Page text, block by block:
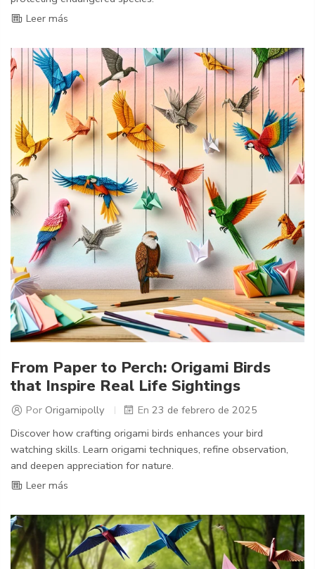
Leer más
From Paper to Perch: Origami Birds
that Inspire Real Life Sightings
Por Origamipolly En 23 de febrero de 2025
Discover how crafting origami birds enhances your bird
watching skills. Learn origami techniques, refine observation,
and deepen appreciation for nature.
Leer más